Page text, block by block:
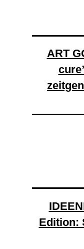
ART
Edition: